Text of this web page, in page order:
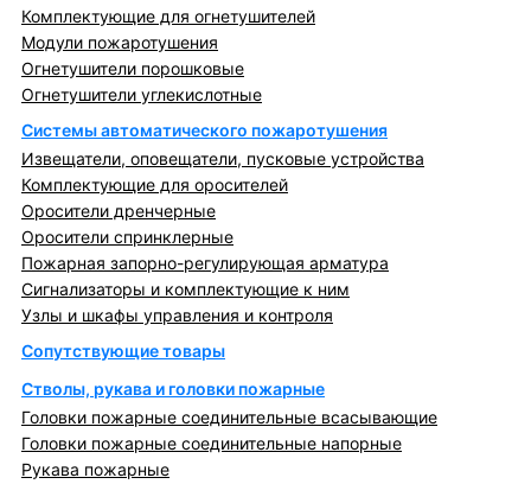
Комплектующие для огнетушителей
Модули пожаротушения
Огнетушители порошковые
Огнетушители углекислотные
Системы автоматического пожаротушения
Извещатели, оповещатели, пусковые устройства
Комплектующие для оросителей
Оросители дренчерные
Оросители спринклерные
Пожарная запорно-регулирующая арматура
Сигнализаторы и комплектующие к ним
Узлы и шкафы управления и контроля
Сопутствующие товары
Стволы, рукава и головки пожарные
Головки пожарные соединительные всасывающие
Головки пожарные соединительные напорные
Рукава пожарные